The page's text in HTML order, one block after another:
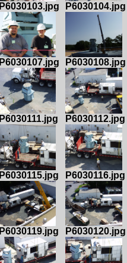
P6030103.jpg P6030104.jpg
P6030107.jpg P6030108.jpg
P6030111.jpg P6030112.jpg
P6030115.jpg P6030116.jpg
P6030119.jpg P6030120.jpg